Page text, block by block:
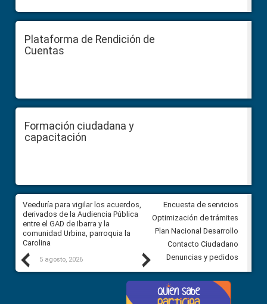
Plataforma de Rendición de
Cuentas
Formación ciudadana y
capacitación
Previous
Veeduría para vigilar los acuerdos,
derivados de la Audiencia Pública
entre el GAD de Ibarra y la
comunidad Urbina, parroquia la
Carolina
5 agosto, 2026
CPCCS convoca a Veeduría
Ciudadana para vigilar el
5 agosto, 2026
Next
Encuesta de servicios
Optimización de trámites
Plan Nacional Desarrollo
Contacto Ciudadano
Denuncias y pedidos